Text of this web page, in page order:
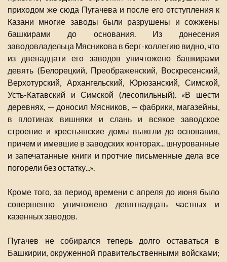
приходом же сюда Пугачева и после его отступления к
Казани многие заводы были разрушены и сожжены
башкирами до основания. Из донесения
заводовладельца Мясникова в берг-коллегию видно, что
из двенадцати его заводов уничтожено башкирами
девять (Белорецкий, Преображенский, Воскресенский,
Верхотурский, Архангельский, Юрюзанский, Симской,
Усть-Катавский и Симской (лесопильный). «В шести
деревнях, — доносил Мясников, — фабрики, магазейны,
в плотинах вишняки и слань и всякое заводское
строение и крестьянские домы выжгли до основания,
причем и имевшие в заводских конторах... шнурованные
и запечатанные книги и протчие письменные дела все
погорели без остатку...».
Кроме того, за период времени с апреля до июня было
совершенно уничтожено девятнадцать частных и
казенных заводов.
Пугачев не собирался теперь долго оставаться в
Башкирии, окруженной правительственными войсками;